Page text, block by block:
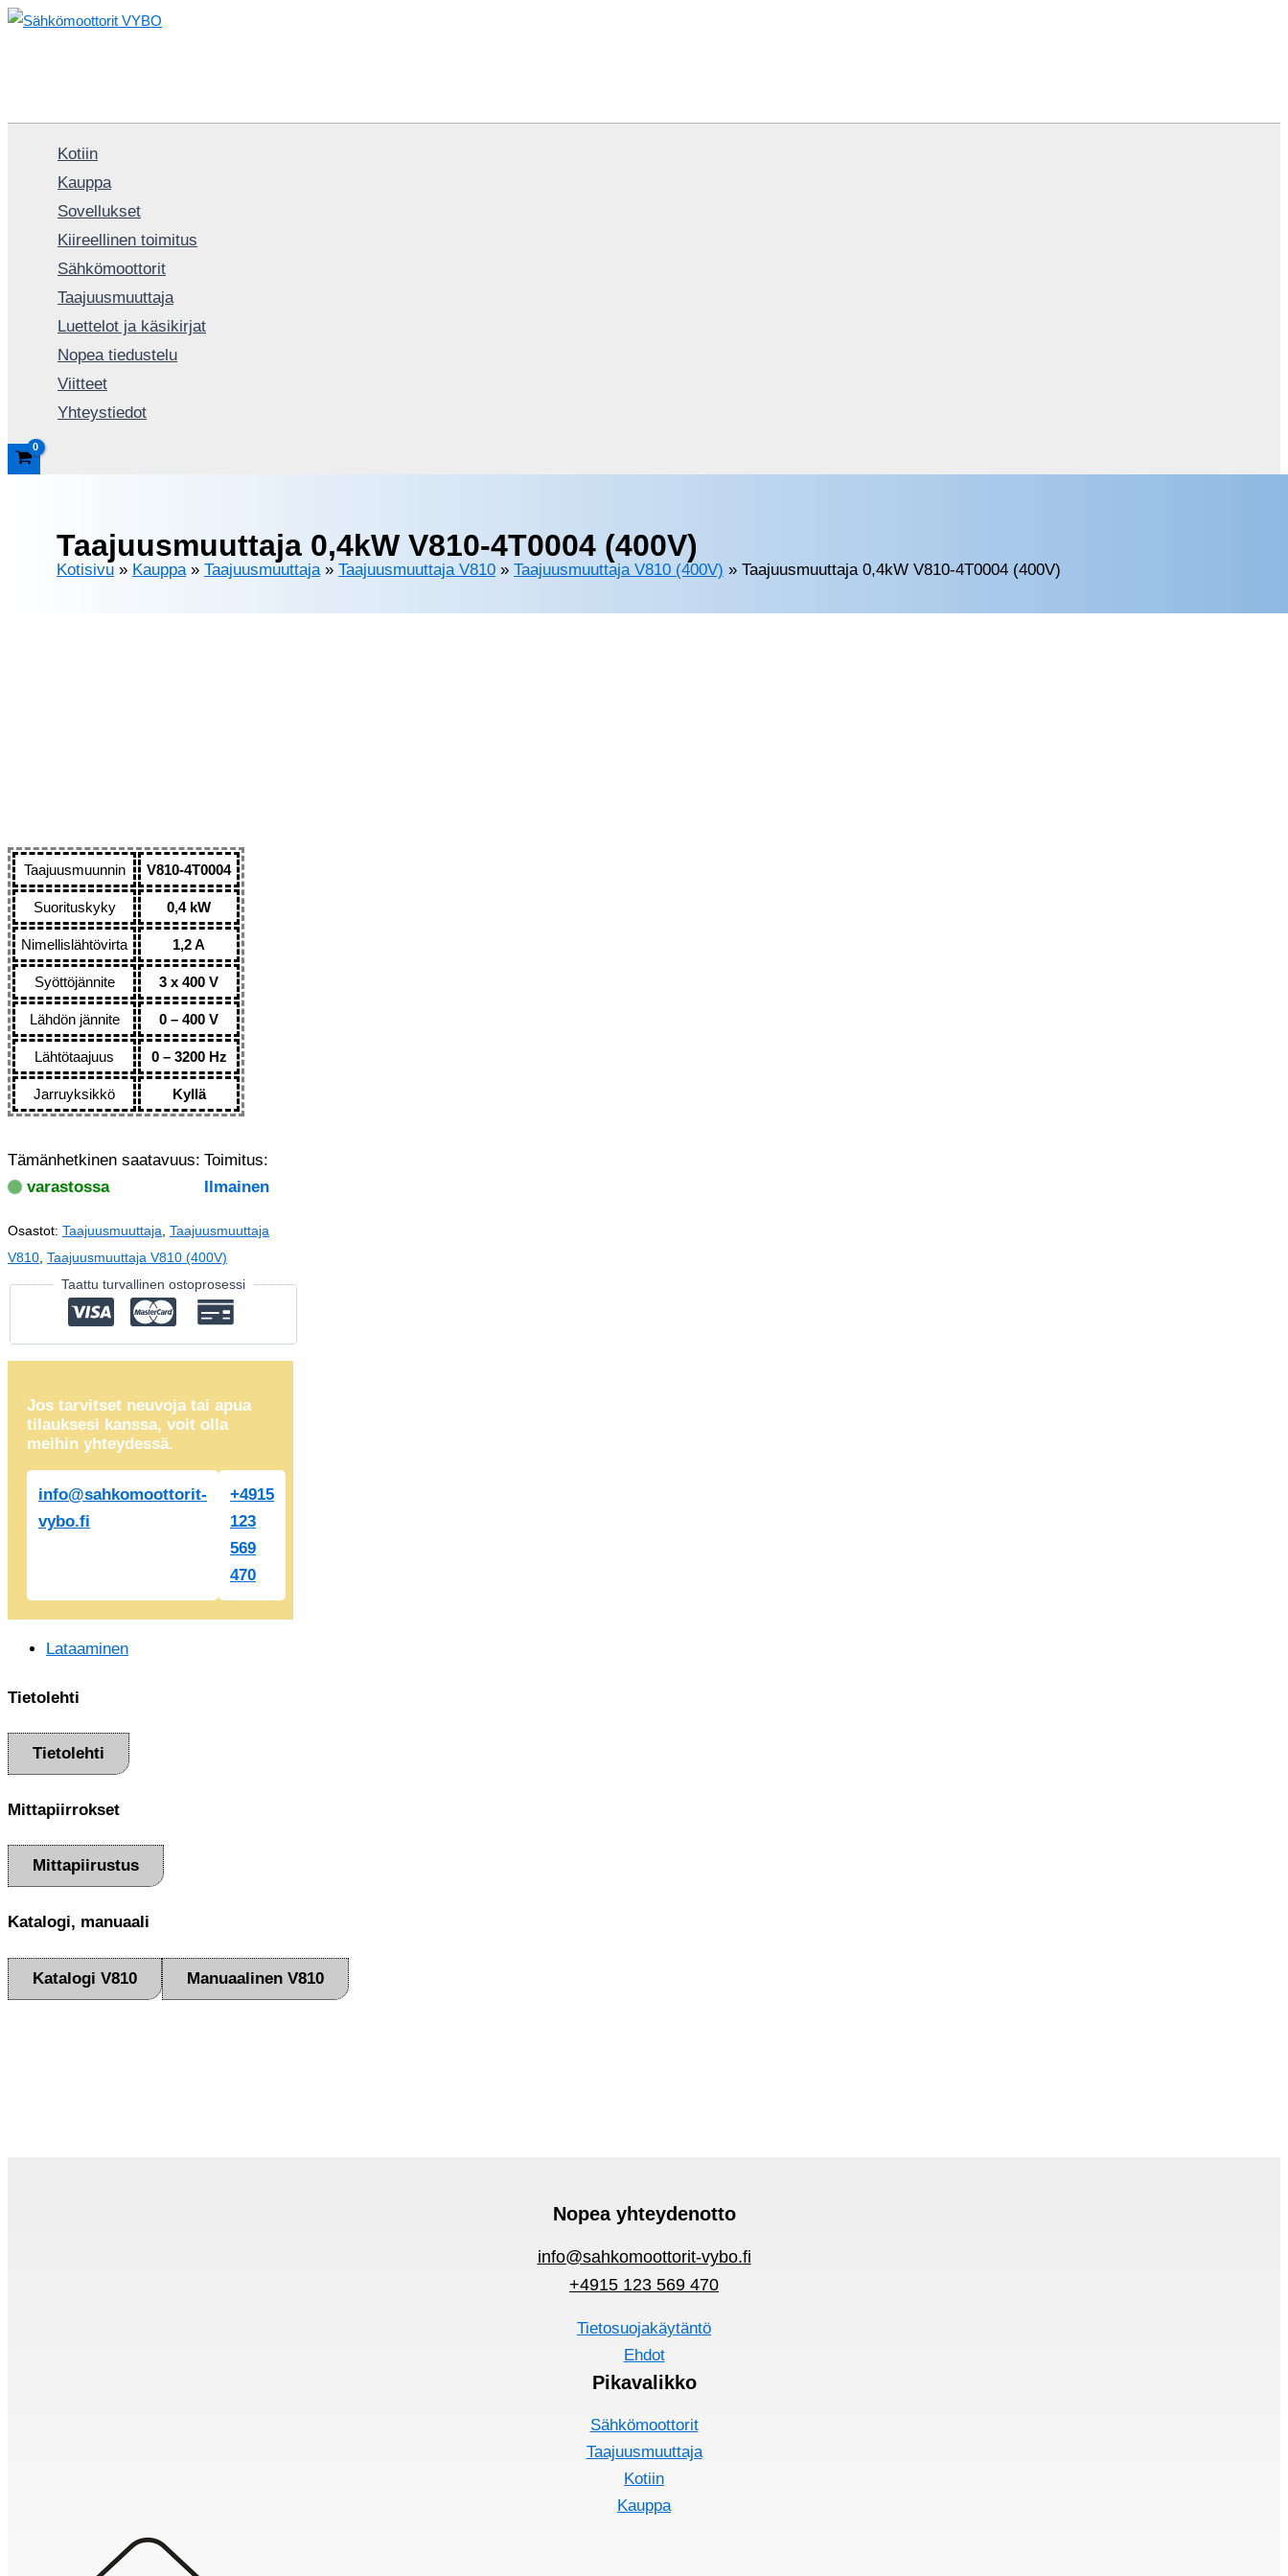
Siirry
Kotiin
Kauppa
Sovellukset
Kiireellinen toimitus
Sähkömoottorit
Taajuusmuuttaja
Luettelot ja käsikirjat
Nopea tiedustelu
Viitteet
Yhteystiedot
Taajuusmuuttaja 0,4kW V810-4T0004 (400V)
Kotisivu » Kauppa» Taajuusmuuttaja» Taajuusmuuttaja V810 » Taajuusmuuttaja V810 (400V) » Taajuusmuuttaja 0,4kW V810-4T0004 (400V)
Taajuusmuunnin V810-4T0004
Suorituskyky 0,4 kW
Nimellislähtövirta 1,2 A
Syöttöjännite 3 x 400 V
Lähdön jännite 0 – 400 V
Lähtötaajuus 0 – 3200 Hz
Jarruyksikkö Kyllä
Tämänhetkinen saatavuus:
varastossa
Toimitus:
Ilmainen
Osastot: Taajuusmuuttaja, Taajuusmuuttaja
V810, Taajuusmuuttaja V810 (400V)
Taattu turvallinen ostoprosessi
Jos tarvitset neuvoja tai apua
tilauksesi kanssa, voit olla
meihin yhteydessä.
info@sahkomoottorit-
vybo.fi
+4915
123
569
470
Lataaminen
Tietolehti
Tietolehti
Mittapiirrokset
Mittapiirustus
Katalogi, manuaali
Katalogi V810 Manuaalinen V810
Nopea yhteydenotto
info@sahkomoottorit-vybo.fi
+4915 123 569 470
Tietosuojakäytäntö
Ehdot
Pikavalikko
Sähkömoottorit
Taajuusmuuttaja
Kotiin
Kauppa